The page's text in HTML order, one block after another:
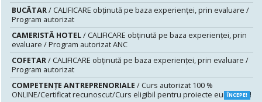
BUCĂTAR/ CALIFICARE obținută pe baza experienței, prin evaluare /
Program autorizat
CAMERISTĂ HOTEL/ CALIFICARE obținută pe baza experienței, prin
evaluare / Program autorizat ANC
COFETAR/ CALIFICARE obținută pe baza experienței, prin evaluare /
Program autorizat
COMPETENȚE ANTREPRENORIALE / Curs autorizat 100 %
ONLINE/Certificat recunoscut/Curs eligibil pentru proiecte europene!
ÎNCEPE!